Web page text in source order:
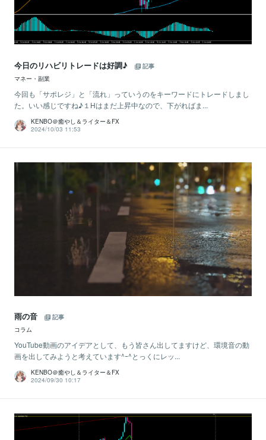
今日のリハビリトレードは好調♪
記事
マネー・副業
今回も「サポレジ」と「流れ」っていうのをキーワードにトレードしまし
た。いい感じですね♪１Hはまだ上昇中なので、下がればま...
KENBO＠癒やし＆ライター＆FX
2024/10/03 11:53
雨の音
記事
コラム
YouTube動画のアイデアとして、もう皆さん出してますけど、環境音の動
画を出してみようと考えています^ｰ^とっくにレッ...
KENBO＠癒やし＆ライター＆FX
2024/09/30 10:17